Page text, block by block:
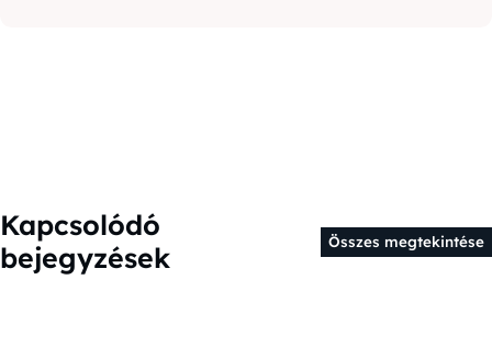
Kapcsolódó
bejegyzések
Összes megtekintése